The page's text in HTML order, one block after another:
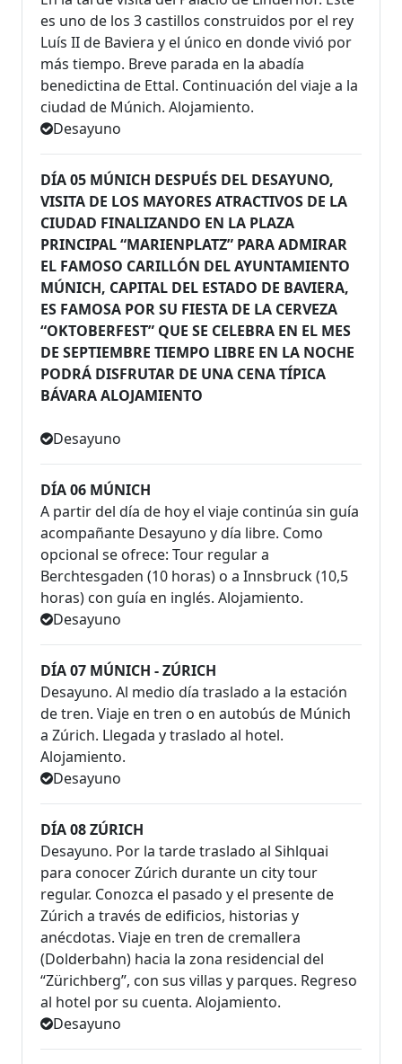
es uno de los 3 castillos construidos por el rey
Luís II de Baviera y el único en donde vivió por
más tiempo. Breve parada en la abadía
benedictina de Ettal. Continuación del viaje a la
ciudad de Múnich. Alojamiento.
Desayuno
DÍA 05 MÚNICH DESPUÉS DEL DESAYUNO,
VISITA DE LOS MAYORES ATRACTIVOS DE LA
CIUDAD FINALIZANDO EN LA PLAZA
PRINCIPAL “MARIENPLATZ” PARA ADMIRAR
EL FAMOSO CARILLÓN DEL AYUNTAMIENTO
MÚNICH, CAPITAL DEL ESTADO DE BAVIERA,
ES FAMOSA POR SU FIESTA DE LA CERVEZA
“OKTOBERFEST” QUE SE CELEBRA EN EL MES
DE SEPTIEMBRE TIEMPO LIBRE EN LA NOCHE
PODRÁ DISFRUTAR DE UNA CENA TÍPICA
BÁVARA ALOJAMIENTO
Desayuno
DÍA 06 MÚNICH
A partir del día de hoy el viaje continúa sin guía
acompañante Desayuno y día libre. Como
opcional se ofrece: Tour regular a
Berchtesgaden (10 horas) o a Innsbruck (10,5
horas) con guía en inglés. Alojamiento.
Desayuno
DÍA 07 MÚNICH - ZÚRICH
Desayuno. Al medio día traslado a la estación
de tren. Viaje en tren o en autobús de Múnich
a Zúrich. Llegada y traslado al hotel.
Alojamiento.
Desayuno
DÍA 08 ZÚRICH
Desayuno. Por la tarde traslado al Sihlquai
para conocer Zúrich durante un city tour
regular. Conozca el pasado y el presente de
Zúrich a través de edificios, historias y
anécdotas. Viaje en tren de cremallera
(Dolderbahn) hacia la zona residencial del
“Zürichberg”, con sus villas y parques. Regreso
al hotel por su cuenta. Alojamiento.
Desayuno